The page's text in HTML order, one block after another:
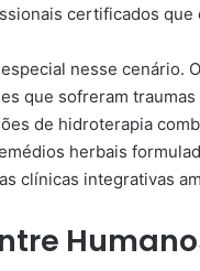
certificados
nesse cenário.
que sofreram
de hidroterapia
herbais
clínicas integrativas